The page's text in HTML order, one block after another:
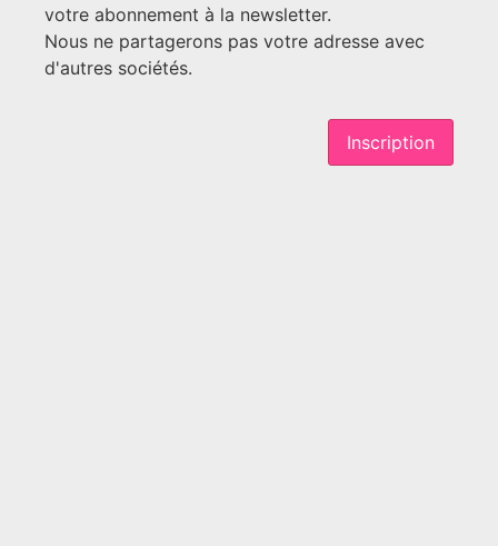
votre abonnement à la newsletter.
Nous ne partagerons pas votre adresse avec
d'autres sociétés.
Inscription